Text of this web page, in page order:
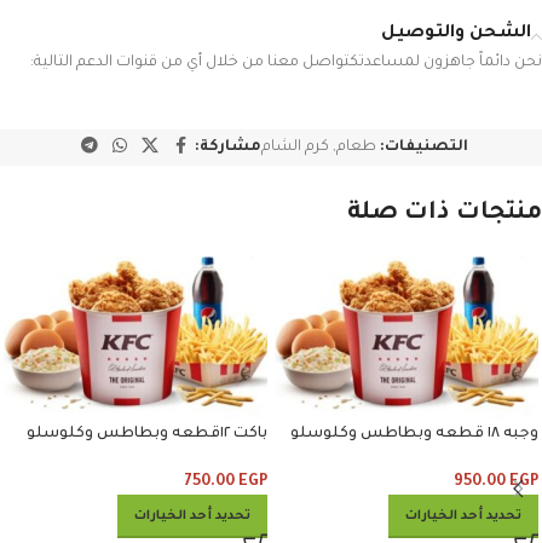
الشحن والتوصيل
نحن دائماً جاهزون لمساعدتكتواصل معنا من خلال أي من قنوات الدعم التالية:
التصنيفات: طعام, كرم الشاممشاركة:
منتجات ذات صلة
وجبه ١٨ قطعه وبطاطس وكلوسلو
950.00 EGP
تحديد أحد الخيارات
باكت ١٢قطعه وبطاطس وكلوسلو
750.00 EGP
تحديد أحد الخيارات